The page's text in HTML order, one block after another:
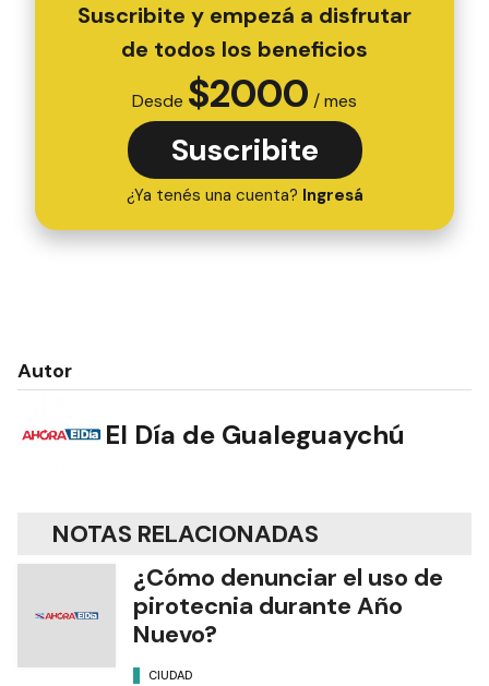
Suscribite y empezá a disfrutar
de todos los beneficios
Desde $2000 / mes
Suscribite
¿Ya tenés una cuenta? Ingresá
Autor
El Día de Gualeguaychú
NOTAS RELACIONADAS
¿Cómo denunciar el uso de
pirotecnia durante Año
Nuevo?
CIUDAD